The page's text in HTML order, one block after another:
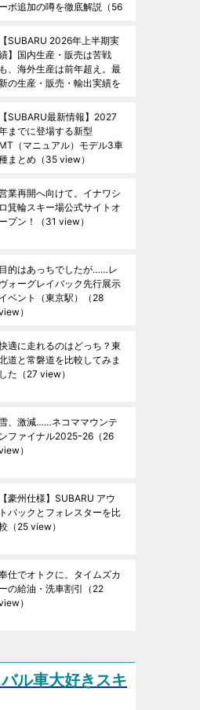
ーボ追加の噂を徹底解説 （56
【SUBARU 2026年上半期実
】国内生産・販売は苦戦
も、海外生産は前年超え。最
の生産・販売・輸出実績を
【SUBARU最新情報】2027
までに登場する新型
MT（マニュアル）モデル3車
まとめ （35 view）
業再開へ向けて。イナワシ
ロ箕輪スキー場公式サイトオ
ープン！
（31 view）
目的はあっちでしたが……レ
ヴォーグレイバック先行展示
イベント（東京駅）
（28
）
適に走れるのはどっち？東
道と常磐道を比較してみま
した （27 view）
雪、激減……ネコママウンテ
ンファイナル2025ｰ26 （26
）
【豪州仕様】SUBARU アウ
トバックとフォレスターを比
（25 view）
仕でオトクに。タイムズカ
ーの給油・洗車割引 （22
）
ル車大好きスキ